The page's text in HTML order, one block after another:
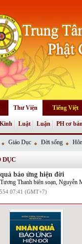
Thư Viện Tiếng Việt
Kinh Luật Luận PH cơ
Giáo Dục Đời sống
DỤC
báo ứng hiện đời
Thanh biên soạn, Nguyễn
07:41 (GMT+7)